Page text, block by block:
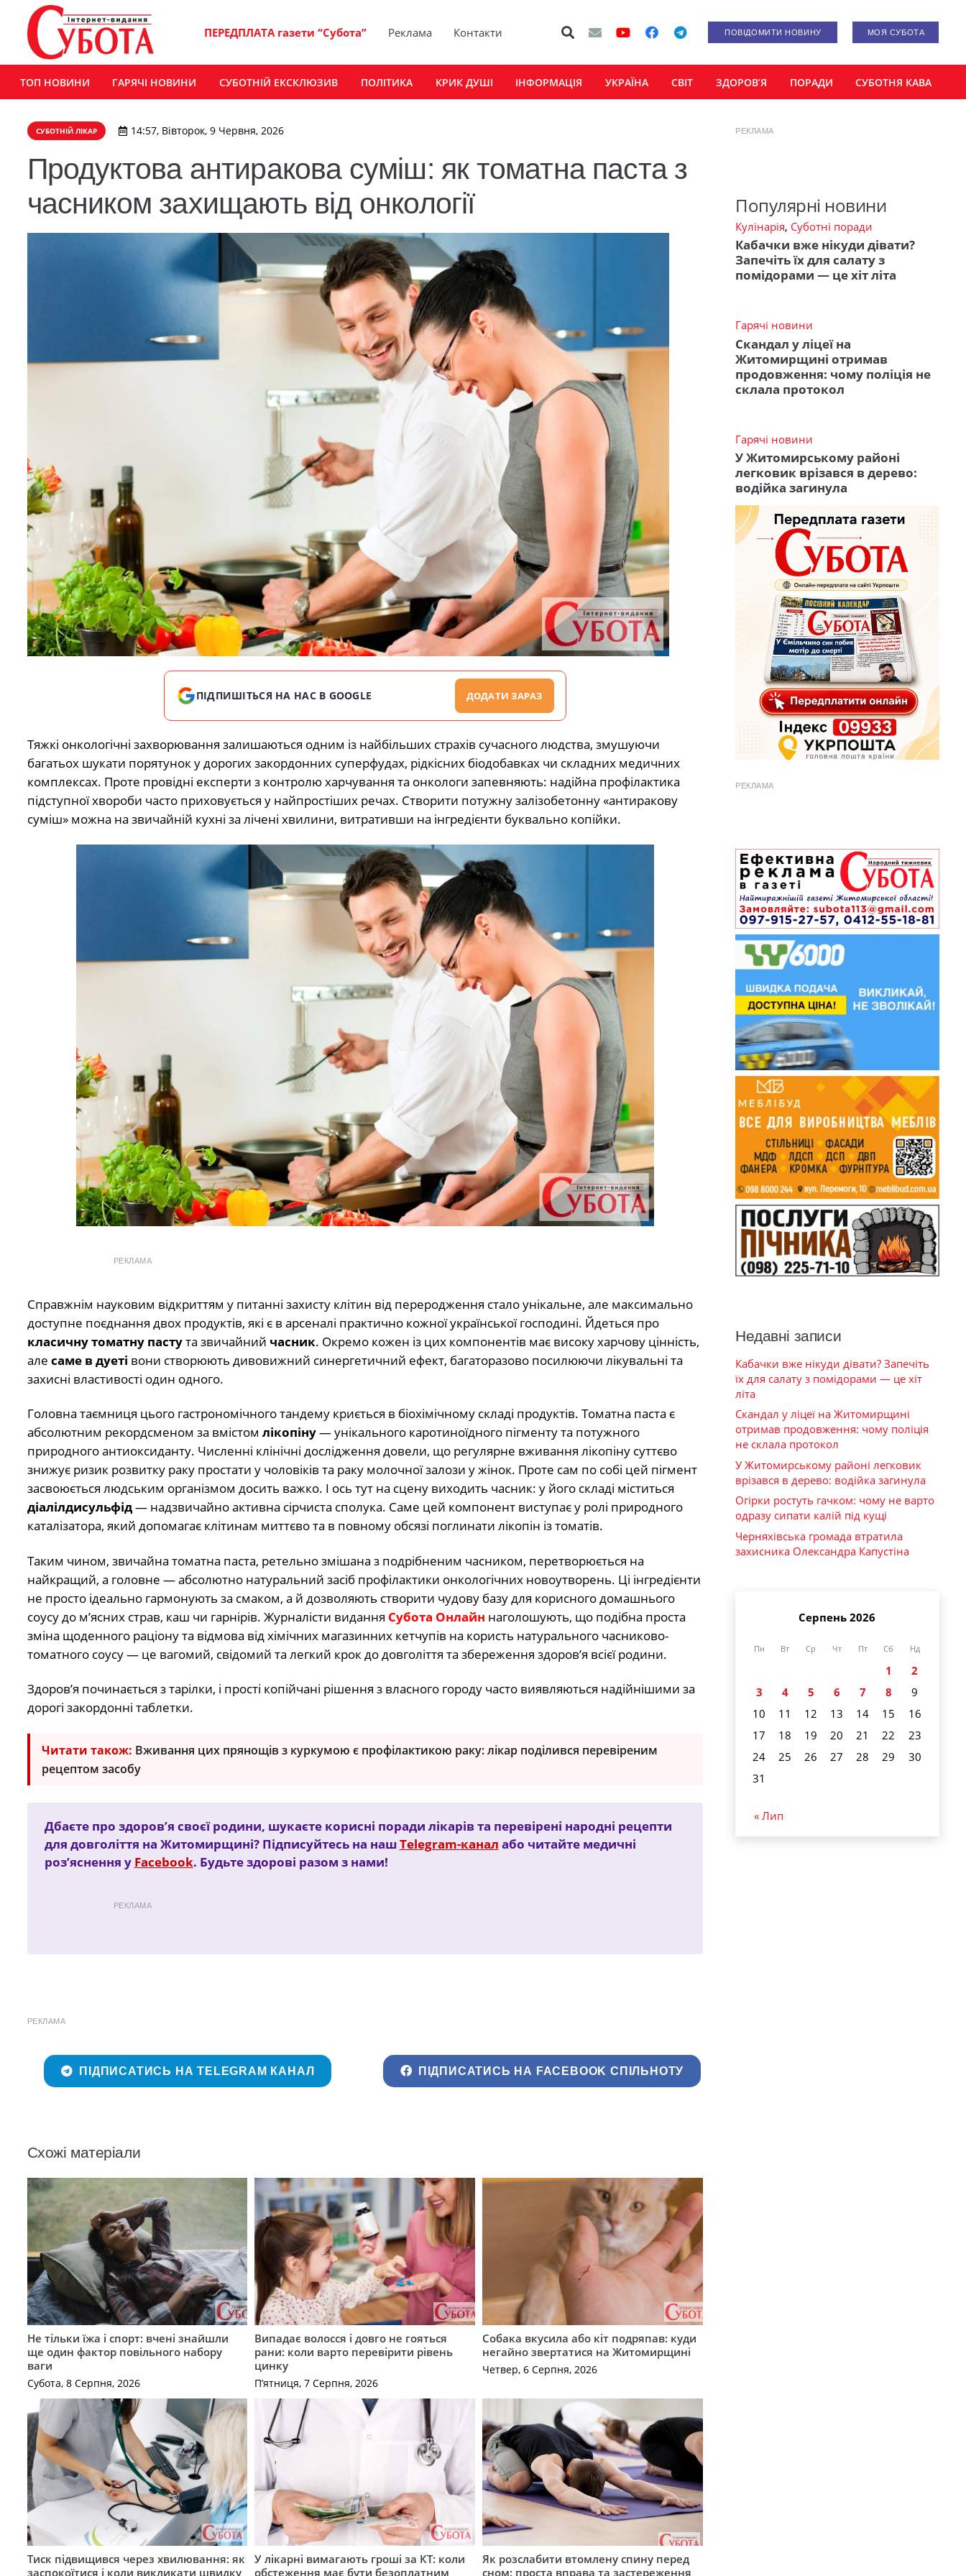
ПЕРЕДПЛАТА газети “Субота” Реклама Контакти ПОВІДОМИТИ НОВИНУ МОЯ СУБОТА
ТОП НОВИНИ ГАРЯЧІ НОВИНИ СУБОТНІЙ ЕКСКЛЮЗИВ ПОЛІТИКА КРИК ДУШІ ІНФОРМАЦІЯ УКРАЇНА СВІТ ЗДОРОВ’Я ПОРАДИ СУБОТНЯ КАВА
СУБОТНІЙ ЛІКАР 14:57, Вівторок, 9 Червня, 2026
Продуктова антиракова суміш: як томатна паста з
часником захищають від онкології
ПІДПИШІТЬСЯ НА НАС В GOOGLE ДОДАТИ ЗАРАЗ
Тяжкі онкологічні захворювання залишаються одним із найбільших страхів сучасного людства, змушуючи
багатьох шукати порятунок у дорогих закордонних суперфудах, рідкісних біодобавках чи складних медичних
комплексах. Проте провідні експерти з контролю харчування та онкологи запевняють: надійна профілактика
підступної хвороби часто приховується у найпростіших речах. Створити потужну залізобетонну «антиракову
суміш» можна на звичайній кухні за лічені хвилини, витративши на інгредієнти буквально копійки.
РЕКЛАМА
Справжнім науковим відкриттям у питанні захисту клітин від переродження стало унікальне, але максимально
доступне поєднання двох продуктів, які є в арсеналі практично кожної української господині. Йдеться про
класичну томатну пастута звичайний часник. Окремо кожен із цих компонентів має високу харчову цінність,
але саме в дуеті вони створюють дивовижний синергетичний ефект, багаторазово посилюючи лікувальні та
захисні властивості один одного.
Головна таємниця цього гастрономічного тандему криється в біохімічному складі продуктів. Томатна паста є
абсолютним рекордсменом за вмістом лікопіну— унікального каротиноїдного пігменту та потужного
природного антиоксиданту. Численні клінічні дослідження довели, що регулярне вживання лікопіну суттєво
знижує ризик розвитку раку простати у чоловіків та раку молочної залози у жінок. Проте сам по собі цей пігмент
засвоюється людським організмом досить важко. І ось тут на сцену виходить часник: у його складі міститься
діалілдисульфід— надзвичайно активна сірчиста сполука. Саме цей компонент виступає у ролі природного
каталізатора, який допомагає клітинам миттєво та в повному обсязі поглинати лікопін із томатів.
Таким чином, звичайна томатна паста, ретельно змішана з подрібненим часником, перетворюється на
найкращий, а головне — абсолютно натуральний засіб профілактики онкологічних новоутворень. Ці інгредієнти
не просто ідеально гармонують за смаком, а й дозволяють створити чудову базу для корисного домашнього
соусу до м’ясних страв, каш чи гарнірів. Журналісти видання Субота Онлайн наголошують, що подібна проста
зміна щоденного раціону та відмова від хімічних магазинних кетчупів на користь натурального часниково-
томатного соусу — це вагомий, свідомий та легкий крок до довголіття та збереження здоров’я всієї родини.
Здоров’я починається з тарілки, і прості копійчані рішення з власного городу часто виявляються надійнішими за
дорогі закордонні таблетки.
Читати також: Вживання цих прянощів з куркумою є профілактикою раку: лікар поділився перевіреним
рецептом засобу
Дбаєте про здоров’я своєї родини, шукаєте корисні поради лікарів та перевірені народні рецепти
для довголіття на Житомирщині? Підписуйтесь на нашTelegram-канал або читайте медичні
роз’яснення у Facebook. Будьте здорові разом з нами!
РЕКЛАМА
РЕКЛАМА
ПІДПИСАТИСЬ НА TELEGRAM КАНАЛ ПІДПИСАТИСЬ НА FACEBOOK СПІЛЬНОТУ
Схожі матеріали
Не тільки їжа і спорт: вчені знайшли
ще один фактор повільного набору
ваги
Субота, 8 Серпня, 2026
Випадає волосся і довго не гояться
рани: коли варто перевірити рівень
цинку
П’ятниця, 7 Серпня, 2026
Собака вкусила або кіт подряпав: куди
негайно звертатися на Житомирщині
Четвер, 6 Серпня, 2026
Тиск підвищився через хвилювання: як
заспокоїтися і коли викликати швидку
У лікарні вимагають гроші за КТ: коли
обстеження має бути безоплатним
Як розслабити втомлену спину перед
сном: проста вправа та застереження
РЕКЛАМА
Популярні новини
Кулінарія, Суботні поради
Кабачки вже нікуди дівати?
Запечіть їх для салату з
помідорами — це хіт літа
Гарячі новини
Скандал у ліцеї на
Житомирщині отримав
продовження: чому поліція не
склала протокол
Гарячі новини
У Житомирському районі
легковик врізався в дерево:
водійка загинула
РЕКЛАМА
Недавні записи
Кабачки вже нікуди дівати? Запечіть
їх для салату з помідорами — це хіт
літа
Скандал у ліцеї на Житомирщині
отримав продовження: чому поліція
не склала протокол
У Житомирському районі легковик
врізався в дерево: водійка загинула
Огірки ростуть гачком: чому не варто
одразу сипати калій під кущі
Черняхівська громада втратила
захисника Олександра Капустіна
Серпень 2026
Пн Вт Ср Чт Пт Сб Нд
1
2
3
4 5 6 7 8
9
10
11 12 13 14 15
16
17
18 19 20 21 22
23
24
25 26 27 28 29
30
31
« Лип